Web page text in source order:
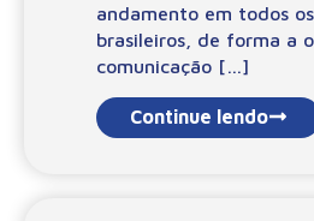
andamento em todos
brasileiros, de forma a
comunicação […]
Continue lendo